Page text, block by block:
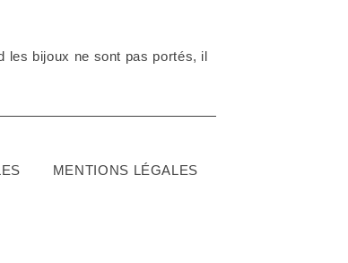
les bijoux ne sont pas portés, il
MENTIONS LÉGALES